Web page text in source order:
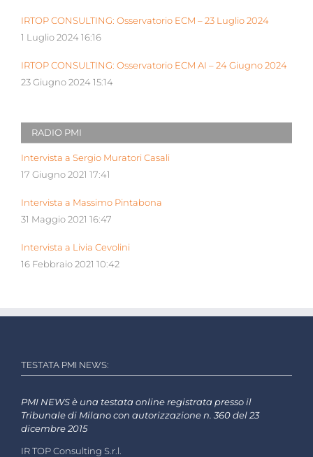
IRTOP CONSULTING: Osservatorio ECM – 23 Luglio 2024
1 Luglio 2024 16:16
IRTOP CONSULTING: Osservatorio ECM AI – 24 Giugno 2024
23 Giugno 2024 15:14
RADIO PMI
Intervista a Sergio Muratori Casali
17 Giugno 2021 17:41
Intervista a Massimo Pintabona
31 Maggio 2021 16:47
Intervista a Livia Cevolini
16 Febbraio 2021 10:42
TESTATA PMI NEWS:
PMI NEWS è una testata online registrata presso il
Tribunale di Milano con autorizzazione n. 360 del 23
dicembre 2015
IR TOP Consulting S.r.l.